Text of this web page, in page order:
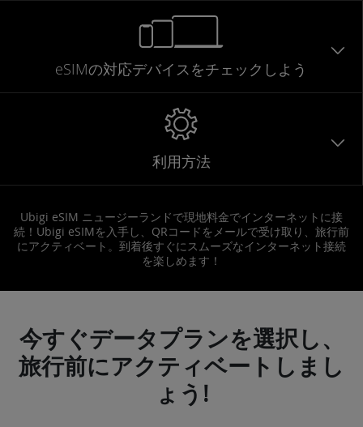
eSIMの対応デバイスをチェックしよう
利用方法
Ubigi eSIM ニュージーランドで現地料金でインターネットに接
続！Ubigi eSIMを入手し、QRコードをメールで受け取り、旅行前
にアクティベート。到着後すぐにスムーズなインターネット接続
を楽しめます！
今すぐデータプランを選択し、
旅行前にアクティベートしまし
ょう!